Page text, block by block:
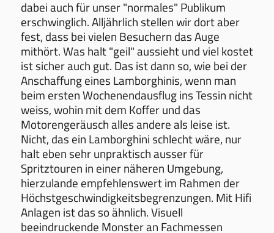
dabei auch für unser "normales" Publikum
erschwinglich. Alljährlich stellen wir dort aber
fest, dass bei vielen Besuchern das Auge
mithört. Was halt "geil" aussieht und viel kostet
ist sicher auch gut. Das ist dann so, wie bei der
Anschaffung eines Lamborghinis, wenn man
beim ersten Wochenendausflug ins Tessin nicht
weiss, wohin mit dem Koffer und das
Motorengeräusch alles andere als leise ist.
Nicht, das ein Lamborghini schlecht wäre, nur
halt eben sehr unpraktisch ausser für
Spritztouren in einer näheren Umgebung,
hierzulande empfehlenswert im Rahmen der
Höchstgeschwindigkeitsbegrenzungen. Mit Hifi
Anlagen ist das so ähnlich. Visuell
beeindruckende Monster an Fachmessen